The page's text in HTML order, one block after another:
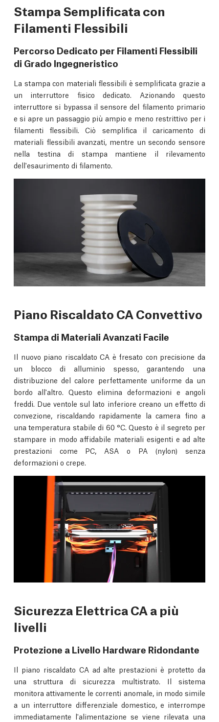
Stampa Semplificata con
Filamenti Flessibili
Percorso Dedicato per Filamenti Flessibili
di Grado Ingegneristico
La stampa con materiali flessibili è semplificata grazie a
un interruttore fisico dedicato. Azionando questo
interruttore si bypassa il sensore del filamento primario
e si apre un passaggio più ampio e meno restrittivo per i
filamenti flessibili. Ciò semplifica il caricamento di
materiali flessibili avanzati, mentre un secondo sensore
nella testina di stampa mantiene il rilevamento
dell'esaurimento di filamento.
Piano Riscaldato CA Convettivo
Stampa di Materiali Avanzati Facile
Il nuovo piano riscaldato CA è fresato con precisione da
un blocco di alluminio spesso, garantendo una
distribuzione del calore perfettamente uniforme da un
bordo all'altro. Questo elimina deformazioni e angoli
freddi. Due ventole sul lato inferiore creano un effetto di
convezione, riscaldando rapidamente la camera fino a
una temperatura stabile di 60 °C. Questo è il segreto per
stampare in modo affidabile materiali esigenti e ad alte
prestazioni come PC, ASA o PA (nylon) senza
deformazioni o crepe.
Sicurezza Elettrica CA a più
livelli
Protezione a Livello Hardware Ridondante
Il piano riscaldato CA ad alte prestazioni è protetto da
una struttura di sicurezza multistrato. Il sistema
monitora attivamente le correnti anomale, in modo simile
a un interruttore differenziale domestico, e interrompe
immediatamente l'alimentazione se viene rilevata una